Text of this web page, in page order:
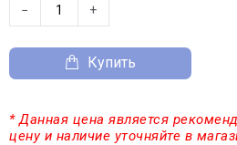
− +
Купить
* Данная цена является
цену и наличие уточняйте в